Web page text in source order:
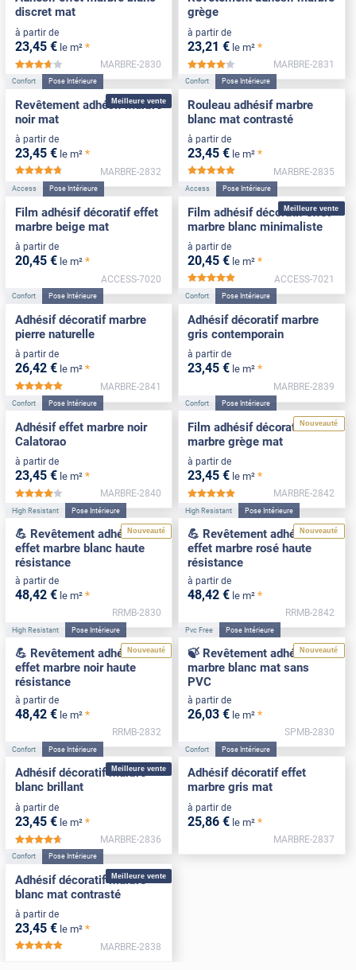
discret mat
à partir de
23,45 € le m² *
*****
MARBRE-2830
grège
à partir de
23,21 € le m² *
*****
MARBRE-2831
Meilleure vente
Confort Pose Intérieure
Revêtement adhésif marbre
noir mat
à partir de
23,45 € le m² *
*****
MARBRE-2832
Confort Pose Intérieure
Rouleau adhésif marbre
blanc mat contrasté
à partir de
23,45 € le m² *
MARBRE-2835
Access Pose Intérieure
Film adhésif décoratif effet
marbre beige mat
à partir de
20,45 € le m² *
ACCESS-7020
Meilleure vente
Access Pose Intérieure
Film adhésif décoratif effet
marbre blanc minimaliste
à partir de
20,45 € le m² *
ACCESS-7021
Confort Pose Intérieure
Adhésif décoratif marbre
pierre naturelle
à partir de
26,42 € le m² *
*****
MARBRE-2841
Confort Pose Intérieure
Adhésif décoratif marbre
gris contemporain
à partir de
23,45 € le m² *
MARBRE-2839
Confort Pose Intérieure
Adhésif effet marbre noir
Calatorao
à partir de
23,45 € le m² *
*****
MARBRE-2840
Nouveauté
Confort Pose Intérieure
Film adhésif décoratif effet
marbre grège mat
à partir de
23,45 € le m² *
MARBRE-2842
Nouveauté
High Resistant Pose Intérieure
💪 Revêtement adhésif
effet marbre blanc haute
résistance
à partir de
48,42 € le m² *
RRMB-2830
Nouveauté
High Resistant Pose Intérieure
💪 Revêtement adhésif
effet marbre rosé haute
résistance
à partir de
48,42 € le m² *
RRMB-2842
Nouveauté
High Resistant Pose Intérieure
💪 Revêtement adhésif
effet marbre noir haute
résistance
à partir de
48,42 € le m² *
RRMB-2832
Nouveauté
Pvc Free Pose Intérieure
🍃 Revêtement adhésif
marbre blanc mat sans
PVC
à partir de
26,03 € le m² *
SPMB-2830
Meilleure vente
Confort Pose Intérieure
Adhésif décoratif marbre
blanc brillant
à partir de
23,45 € le m² *
*****
MARBRE-2836
Confort Pose Intérieure
Adhésif décoratif effet
marbre gris mat
à partir de
25,86 € le m² *
MARBRE-2837
Meilleure vente
Confort Pose Intérieure
Adhésif décoratif marbre
blanc mat contrasté
à partir de
23,45 € le m² *
MARBRE-2838